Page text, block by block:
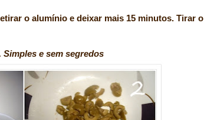
o alumínio e deixar mais 15 minutos. Tirar o
e sem segredos